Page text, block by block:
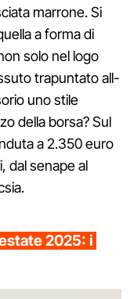
marrone. Si
a forma di
solo nel logo
trapuntato all-
uno stile
della borsa? Sul
a 2.350 euro
dal senape al
2025: i